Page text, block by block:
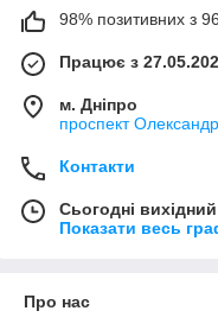
98% позитивних з
Працює з
м. Дніпро
проспект
Контакти
Сьогодні вихідний
Показати весь
Про нас